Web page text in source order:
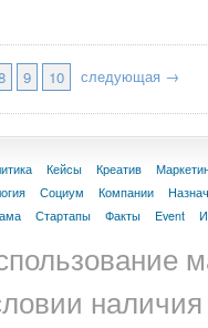
9 10 следующая →
Кейсы Креатив
Социум Компании
Стартапы Факты Event